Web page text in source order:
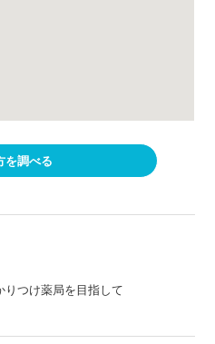
を調べる
つけ薬局を目指して